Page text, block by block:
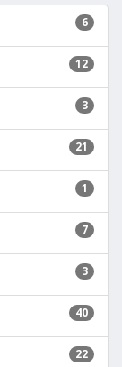
6
12
3
21
1
7
3
40
22